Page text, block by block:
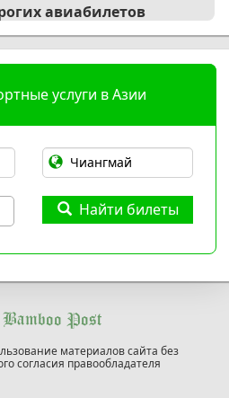
авиабилетов
услуги в Азии
Найти билеты
Bamboo Post
материалов сайта без
согласия правообладателя